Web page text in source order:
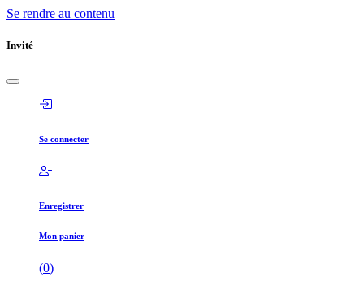
Se rendre au contenu
Invité
Se connecter
Enregistrer
Mon panier
(0)